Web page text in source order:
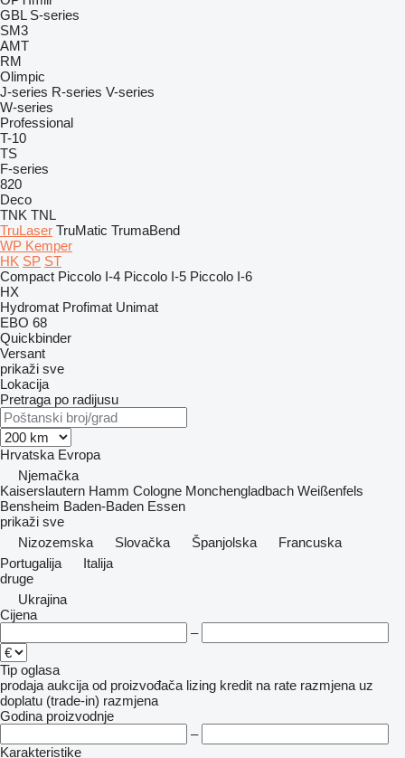
GBL S-series
SM3
AMT
RM
Olimpic
J-series R-series V-series
W-series
Professional
T-10
TS
F-series
820
Deco
TNK TNL
TruLaser TruMatic TrumaBend
WP Kemper
HK SP ST
Compact Piccolo I-4 Piccolo I-5 Piccolo I-6
HX
Hydromat Profimat Unimat
EBO 68
Quickbinder
Versant
prikaži sve
Lokacija
Pretraga po radijusu
Hrvatska Evropa
Njemačka
Kaiserslautern Hamm Cologne Monchengladbach Weißenfels
Bensheim Baden-Baden Essen
prikaži sve
Nizozemska
Slovačka Španjolska
Francuska
Portugalija
Italija
druge
Ukrajina
Cijena
–
Tip oglasa
prodaja aukcija od proizvođača lizing kredit na rate razmjena uz
doplatu (trade-in) razmjena
Godina proizvodnje
–
Karakteristike